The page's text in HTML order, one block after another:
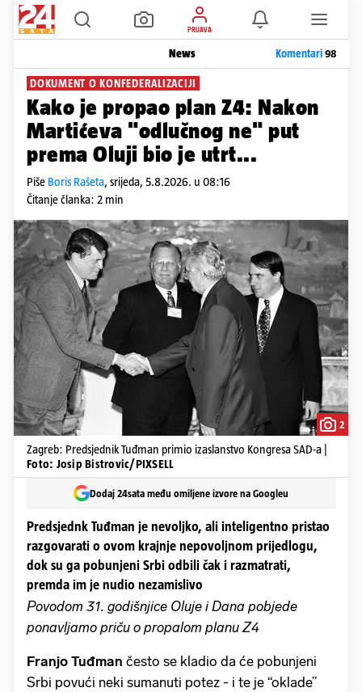
PRIJAVA
News Komentari98
DOKUMENT O KONFEDERALIZACIJI
Kako je propao plan Z4: Nakon
Martićeva "odlučnog ne" put
prema Oluji bio je utrt...
Piše Boris Rašeta, srijeda, 5.8.2026. u 08:16
Čitanje članka: 2 min
2
Zagreb: Predsjednik Tuđman primio izaslanstvo Kongresa SAD-a |
Foto: Josip Bistrovic/PIXSELL
Dodaj 24sata među omiljene izvore na Googleu
Predsjednk Tuđman je nevoljko, ali inteligentno pristao
razgovarati o ovom krajnje nepovoljnom prijedlogu,
dok su ga pobunjeni Srbi odbili čak i razmatrati,
premda im je nudio nezamislivo
Povodom 31. godišnjice Oluje i Dana pobjede
ponavljamo priču o propalom planu Z4
Franjo Tuđman često se kladio da će pobunjeni
Srbi povući neki sumanuti potez - i te je “oklade”